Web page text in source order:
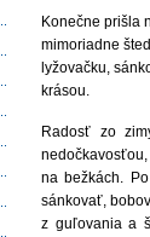
Konečne prišla
mimoriadne
lyžovačku,
krásou.
Radosť zo
na bežkách.
sánkovať,
z guľovania a